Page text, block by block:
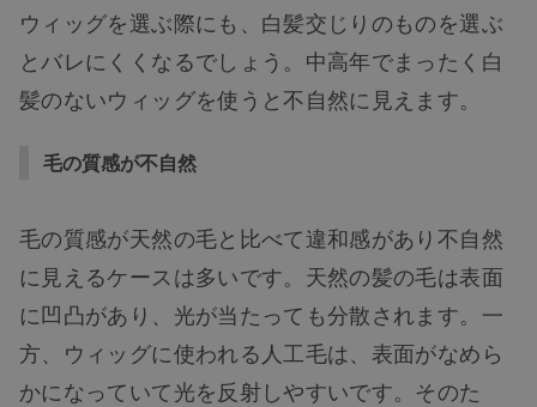
ウィッグを選ぶ際にも、白髪交じりのものを選ぶ
とバレにくくなるでしょう。中高年でまったく白
髪のないウィッグを使うと不自然に見えます。
毛の質感が不自然
毛の質感が天然の毛と比べて違和感があり不自然
に見えるケースは多いです。天然の髪の毛は表面
に凹凸があり、光が当たっても分散されます。一
方、ウィッグに使われる人工毛は、表面がなめら
かになっていて光を反射しやすいです。そのた